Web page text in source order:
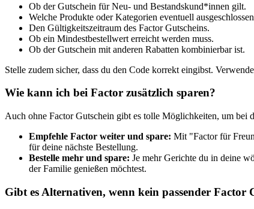
Ob der Gutschein für Neu- und Bestandskund*innen gilt.
Welche Produkte oder Kategorien eventuell
Den Gültigkeitszeitraum des Factor Gutscheins.
Ob ein Mindestbestellwert erreicht werden muss.
Ob der Gutschein mit anderen Rabatten kombinierbar ist.
Stelle zudem sicher, dass du den Code korrekt eingibst.
Wie kann ich bei Factor zusätzlich sparen?
Auch ohne Factor Gutschein gibt es tolle Möglichkeiten, um bei
Empfehle Factor weiter und spare: Mit "Factor für
für deine nächste Bestellung.
Bestelle mehr und spare: Je mehr Gerichte du in deine
der Familie genießen möchtest.
Gibt es Alternativen, wenn kein passender Factor